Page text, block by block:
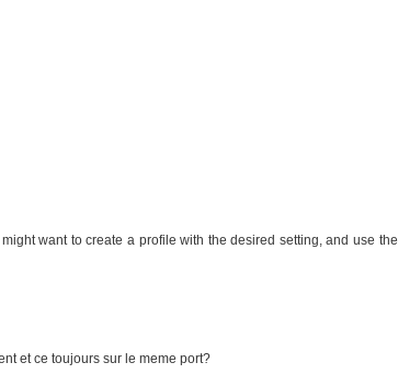
want to create a profile with the desired setting, and use the
et ce toujours sur le meme port?